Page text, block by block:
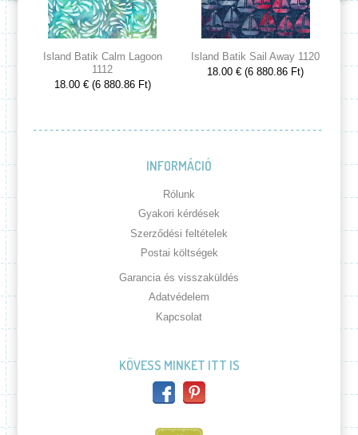
Island Batik Calm Lagoon
1112
18.00 € (6 880.86 Ft)
Island Batik Sail Away 1120
18.00 € (6 880.86 Ft)
INFORMÁCIÓ
Rólunk
Gyakori kérdések
Szerződési feltételek
Postai költségek
Garancia és visszaküldés
Adatvédelem
Kapcsolat
KÖVESS MINKET ITT IS